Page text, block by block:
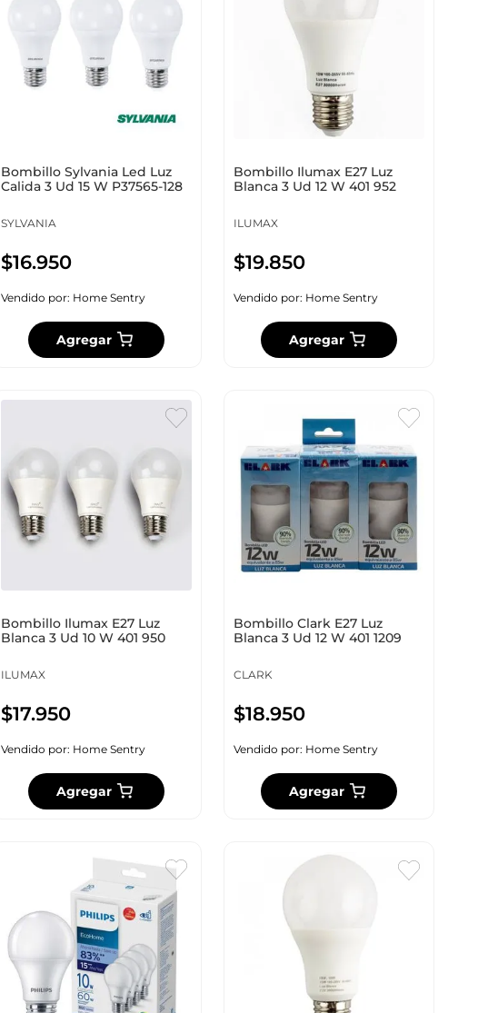
Bombillo Sylvania Led Luz
Calida 3 Ud 15 W P37565-128
SYLVANIA
$16.950
Vendido por: Home Sentry
Agregar
Bombillo Ilumax E27 Luz
Blanca 3 Ud 12 W 401 952
ILUMAX
$19.850
Vendido por: Home Sentry
Agregar
Bombillo Ilumax E27 Luz
Blanca 3 Ud 10 W 401 950
ILUMAX
$17.950
Vendido por: Home Sentry
Agregar
Bombillo Clark E27 Luz
Blanca 3 Ud 12 W 401 1209
CLARK
$18.950
Vendido por: Home Sentry
Agregar